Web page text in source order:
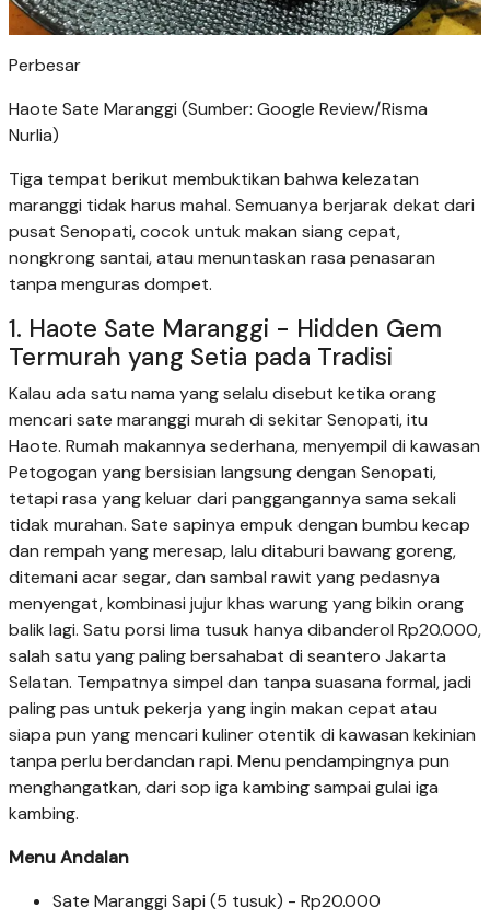
Perbesar
Haote Sate Maranggi (Sumber: Google Review/Risma
Nurlia)
Tiga tempat berikut membuktikan bahwa kelezatan
maranggi tidak harus mahal. Semuanya berjarak dekat dari
pusat Senopati, cocok untuk makan siang cepat,
nongkrong santai, atau menuntaskan rasa penasaran
tanpa menguras dompet.
1. Haote Sate Maranggi - Hidden Gem
Termurah yang Setia pada Tradisi
Kalau ada satu nama yang selalu disebut ketika orang
mencari sate maranggi murah di sekitar Senopati, itu
Haote. Rumah makannya sederhana, menyempil di kawasan
Petogogan yang bersisian langsung dengan Senopati,
tetapi rasa yang keluar dari panggangannya sama sekali
tidak murahan. Sate sapinya empuk dengan bumbu kecap
dan rempah yang meresap, lalu ditaburi bawang goreng,
ditemani acar segar, dan sambal rawit yang pedasnya
menyengat, kombinasi jujur khas warung yang bikin orang
balik lagi. Satu porsi lima tusuk hanya dibanderol Rp20.000,
salah satu yang paling bersahabat di seantero Jakarta
Selatan. Tempatnya simpel dan tanpa suasana formal, jadi
paling pas untuk pekerja yang ingin makan cepat atau
siapa pun yang mencari kuliner otentik di kawasan kekinian
tanpa perlu berdandan rapi. Menu pendampingnya pun
menghangatkan, dari sop iga kambing sampai gulai iga
kambing.
Menu Andalan
Sate Maranggi Sapi (5 tusuk) - Rp20.000